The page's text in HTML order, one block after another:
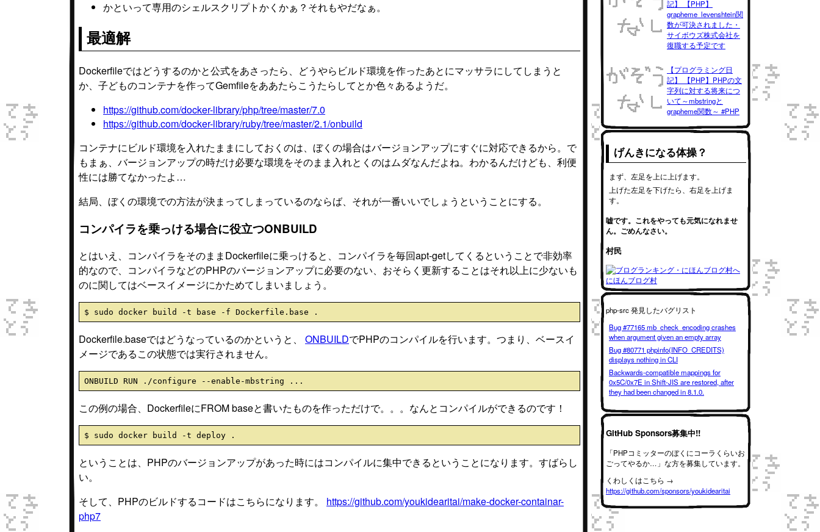
かといって専用のシェルスクリプトかくかぁ？それもやだなぁ。
最適解
Dockerfileではどうするのかと公式をあさったら、どうやらビルド環境を作ったあとにマッサラにしてしまうと
か、子どものコンテナを作ってGemfileをああたらこうたらしてとか色々あるようだ。
https://github.com/docker-library/php/tree/master/7.0
https://github.com/docker-library/ruby/tree/master/2.1/onbuild
コンテナにビルド環境を入れたままにしておくのは、ぼくの場合はバージョンアップにすぐに対応できるから。で
もまぁ、バージョンアップの時だけ必要な環境をそのまま入れとくのはムダなんだよね。わかるんだけども、利便
性には勝てなかったよ…
結局、ぼくの環境での方法が決まってしまっているのならば、それが一番いいでしょうということにする。
コンパイラを乗っける場合に役立つONBUILD
とはいえ、コンパイラをそのままDockerfileに乗っけると、コンパイラを毎回apt-getしてくるということで非効率
的なので、コンパイラなどのPHPのバージョンアップに必要のない、おそらく更新することはそれ以上に少ないも
のに関してはベースイメージにかためてしまいましょう。
Dockerfile.baseではどうなっているのかというと、 ONBUILDでPHPのコンパイルを行います。つまり、ベースイ
メージであるこの状態では実行されません。
この例の場合、DockerfileにFROM baseと書いたものを作っただけで。。。なんとコンパイルができるのです！
ということは、PHPのバージョンアップがあった時にはコンパイルに集中できるということになります。すばらし
い。
そして、PHPのビルドするコードはこちらになります。 https://github.com/youkidearitai/make-docker-containar-
php7
記】 【PHP】
grapheme_levenshtein関
数が可決されました・
サイボウズ株式会社を
復職する予定です
【プログラミング日
記】 【PHP】PHPの文
字列に対する将来につ
いて～mbstringと
grapheme関数～ #PHP
げんきになる体操？
まず、左足を上に上げます。
上げた左足を下げたら、右足を上げま
す。
嘘です。これをやっても元気になれませ
ん。ごめんなさい。
村民
にほんブログ村
php-src 発見したバグリスト
Bug #77165 mb_check_encoding crashes
when argument given an empty array
Bug #80771 phpinfo(INFO_CREDITS)
displays nothing in CLI
Backwards-compatible mappings for
0x5C/0x7E in Shift-JIS are restored, after
they had been changed in 8.1.0.
GitHub Sponsors募集中!!
「PHPコミッターのぼくにコーラくらいお
ごってやるか…」な方を募集しています。
くわしくはこちら →
https://github.com/sponsors/youkidearitai